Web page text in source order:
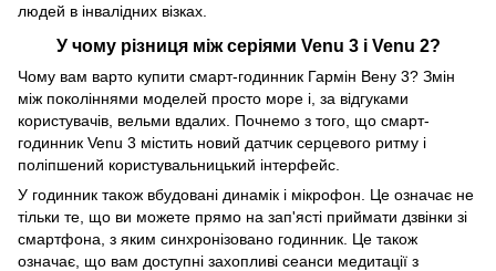
людей в інвалідних візках.
У чому різниця між серіями Venu 3 і Venu 2?
Чому вам варто купити смарт-годинник Гармін Вену 3? Змін
між поколіннями моделей просто море і, за відгуками
користувачів, вельми вдалих. Почнемо з того, що смарт-
годинник Venu 3 містить новий датчик серцевого ритму і
поліпшений користувальницький інтерфейс.
У годинник також вбудовані динамік і мікрофон. Це означає не
тільки те, що ви можете прямо на зап'ясті приймати дзвінки зі
смартфона, з яким синхронізовано годинник. Це також
означає, що вам доступні захопливі сеанси медитації з